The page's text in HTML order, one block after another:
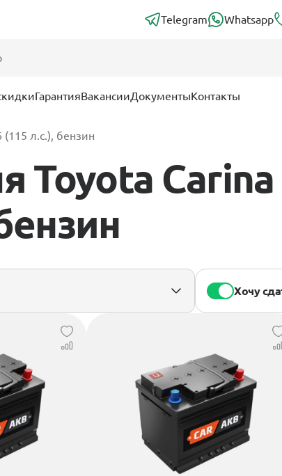
Telegram Whatsapp
ГарантияВакансииДокументыКонтакты
(115 л.с.), бензин
Carina
Хочу